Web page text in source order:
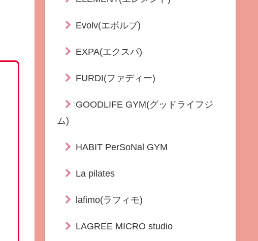
Evolv(エボルブ)
EXPA(エクスパ)
FURDI(ファディー)
GOODLIFE GYM(グッドライフジ
ム)
HABIT PerSoNal GYM
La pilates
lafimo(ラフィモ)
LAGREE MICRO studio